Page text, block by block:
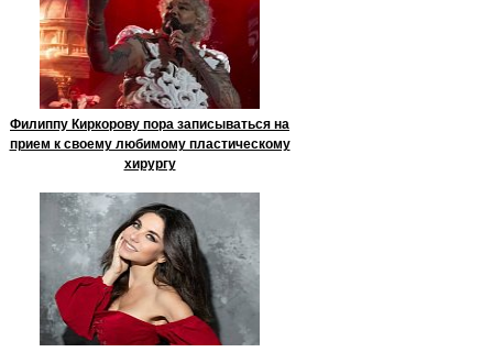
Филиппу Киркорову пора записываться на
прием к своему любимому пластическому
хирургу